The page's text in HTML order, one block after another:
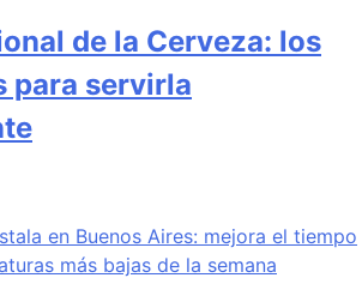
de la Cerveza: los
para servirla